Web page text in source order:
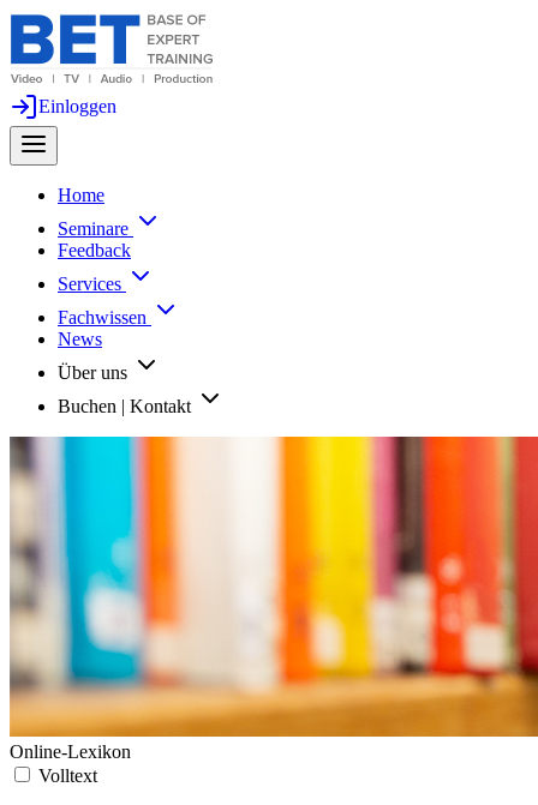
Einloggen
Home
Seminare
Feedback
Services
Fachwissen
News
Über uns
Buchen | Kontakt
Online-Lexikon
Volltext